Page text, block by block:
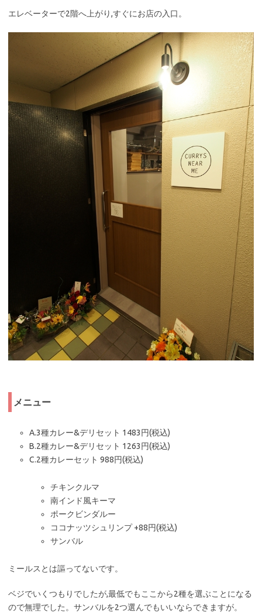
エレベーターで2階へ上がり,すぐにお店の入口。
メニュー
A.3種カレー&デリセット 1483円(税込)
B.2種カレー&デリセット 1263円(税込)
C.2種カレーセット 988円(税込)
チキンクルマ
南インド風キーマ
ポークビンダルー
ココナッツシュリンプ +88円(税込)
サンバル
ミールスとは謳ってないです。
ベジでいくつもりでしたが,最低でもここから2種を選ぶことになる
ので無理でした。サンバルを2つ選んでもいいならできますが。